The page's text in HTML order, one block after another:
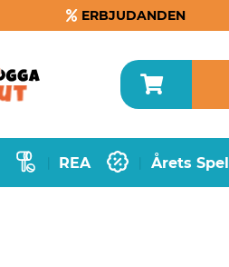
ERBJUDANDEN
REA Årets Spel